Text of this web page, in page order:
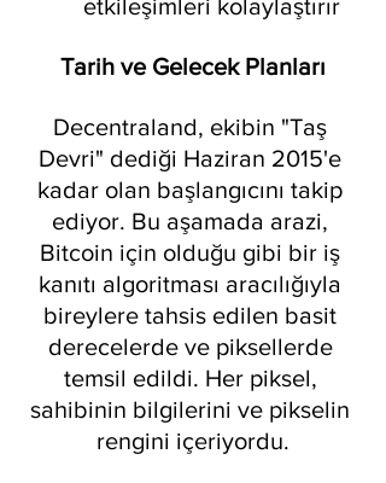
etkileşimleri kolaylaştırır
Tarih ve Gelecek Planları
Decentraland, ekibin "Taş
Devri" dediği Haziran 2015'e
kadar olan başlangıcını takip
ediyor. Bu aşamada arazi,
Bitcoin için olduğu gibi bir iş
kanıtı algoritması aracılığıyla
bireylere tahsis edilen basit
derecelerde ve piksellerde
temsil edildi. Her piksel,
sahibinin bilgilerini ve pikselin
rengini içeriyordu.